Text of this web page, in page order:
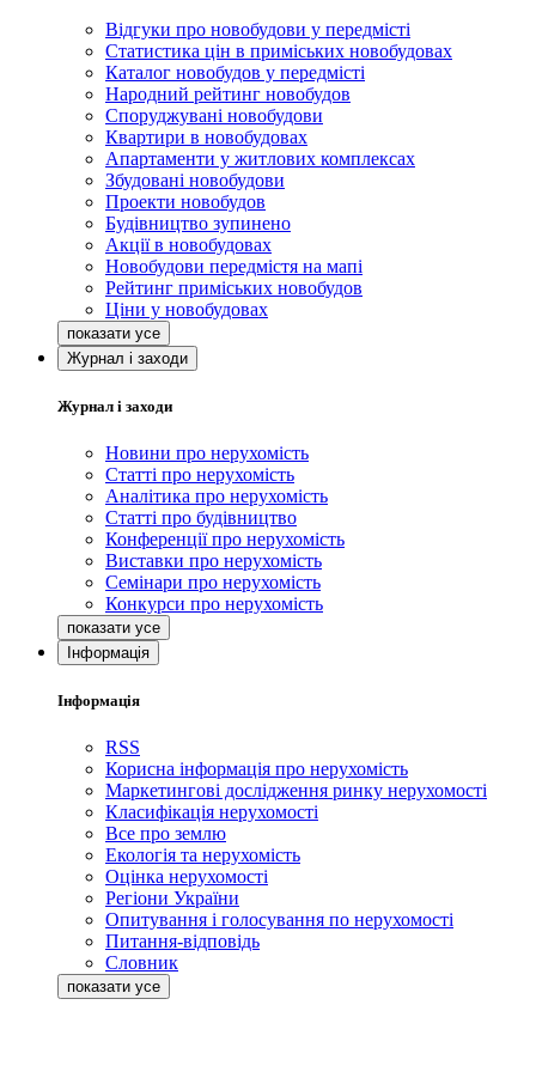
Відгуки про новобудови у передмісті
Статистика цін в приміських новобудовах
Каталог новобудов у передмісті
Народний рейтинг новобудов
Споруджувані новобудови
Квартири в новобудовах
Апартаменти у житлових комплексах
Збудовані новобудови
Проекти новобудов
Будівництво зупинено
Акції в новобудовах
Новобудови передмістя на мапі
Рейтинг приміських новобудов
Ціни у новобудовах
Журнал і заходи
Журнал і заходи
Новини про нерухомість
Статті про нерухомість
Аналітика про нерухомість
Статті про будівництво
Конференції про нерухомість
Виставки про нерухомість
Семінари про нерухомість
Конкурси про нерухомість
Інформація
Інформація
RSS
Корисна інформація про нерухомість
Маркетингові дослідження ринку нерухомості
Класифікація нерухомості
Все про землю
Екологія та нерухомість
Оцінка нерухомості
Регіони України
Опитування і голосування по нерухомості
Питання-відповідь
Словник